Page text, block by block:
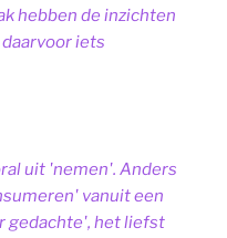
hebben de inzichten
iets
uit 'nemen'. Anders
vanuit een
gedachte', het liefst